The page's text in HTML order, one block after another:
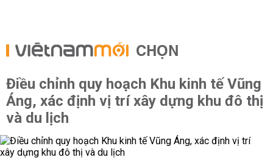
CHỌN
Điều chỉnh quy hoạch Khu kinh tế Vũng
Áng, xác định vị trí xây dựng khu đô thị
và du lịch